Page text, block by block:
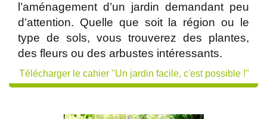
l’aménagement d’un jardin demandant peu
d’attention. Quelle que soit la région ou le
type de sols, vous trouverez des plantes,
des fleurs ou des arbustes intéressants.
Télécharger le cahier "Un jardin facile, c'est possible !"